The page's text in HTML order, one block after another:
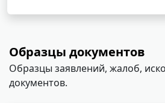
Образцы документов
Образцы заявлений, жалоб,
документов.